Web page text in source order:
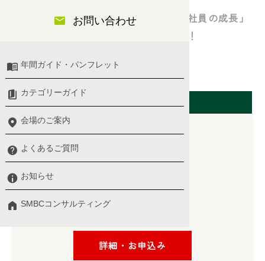
お問い合わせ
年間ガイド・パンフレット
カテゴリーガイド
会場のご案内
よくあるご質問
お知らせ
SMBCコンサルティング
行動心理学を応用した「業績向上」「社員の成長」
の両方を実現できる仕組み作りを解説！
人事・労務
開催日（東京会場）
2026/10/15(木)
プログラム詳細 ＞
詳細・お申込み